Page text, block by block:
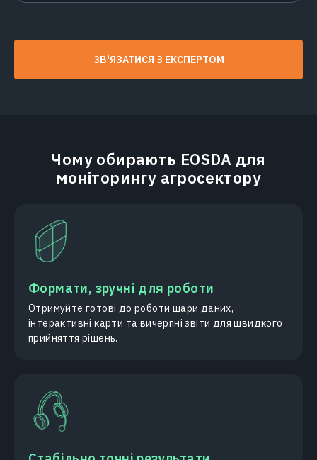
ЗВ'ЯЗАТИСЯ З ЕКСПЕРТОМ
Чому обирають EOSDA для
моніторингу агросектору
Формати, зручні для роботи
Отримуйте готові до роботи шари даних,
інтерактивні карти та вичерпні звіти для швидкого
прийняття рішень.